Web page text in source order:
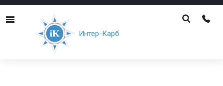
Menu
Интер-Карб
Галерея